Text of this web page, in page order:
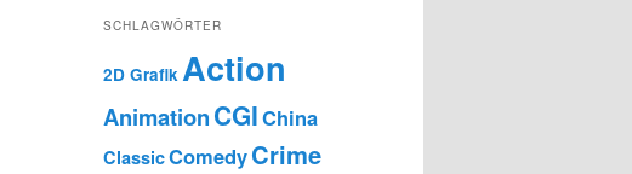
SCHLAGWÖRTER
2D GrafikAction
AnimationCGIChina
ClassicComedyCrime